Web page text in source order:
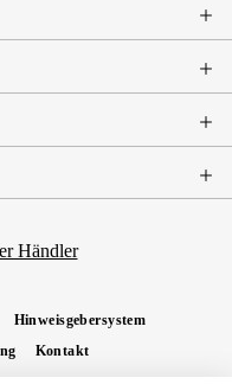
Hinweisgebersystem
Kontakt